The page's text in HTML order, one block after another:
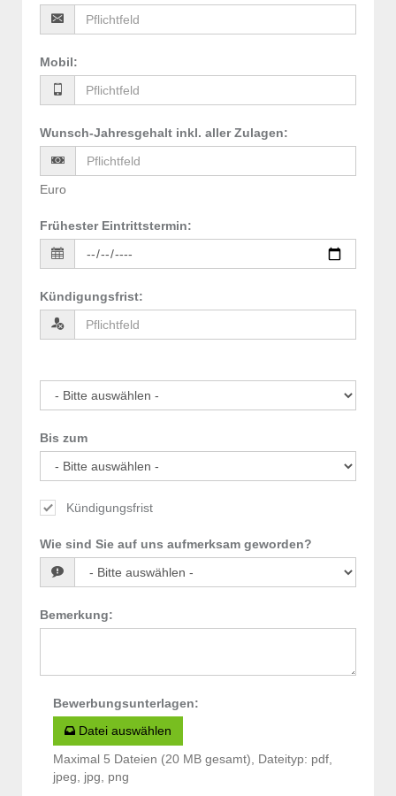
Mobil:
Wunsch-Jahresgehalt inkl. aller Zulagen:
Euro
Frühester Eintrittstermin:
Kündigungsfrist:
Bis zum
Kündigungsfrist
Wie sind Sie auf uns aufmerksam geworden?
Bemerkung:
Bewerbungsunterlagen:
Datei auswählen
Maximal 5 Dateien (20 MB gesamt), Dateityp: pdf,
jpeg, jpg, png